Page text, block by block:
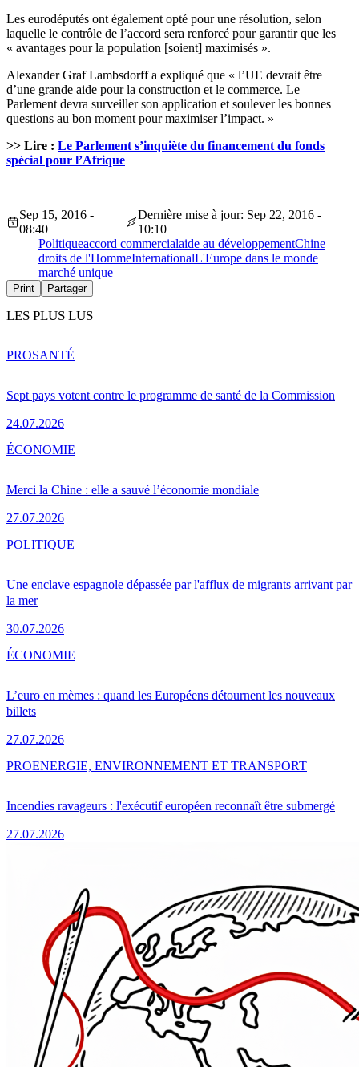
Les eurodéputés ont également opté pour une résolution, selon
laquelle le contrôle de l’accord sera renforcé pour garantir que les
« avantages pour la population [soient] maximisés ».
Alexander Graf Lambsdorff a expliqué que « l’UE devrait être
d’une grande aide pour la construction et le commerce. Le
Parlement devra surveiller son application et soulever les bonnes
questions au bon moment pour maximiser l’impact. »
>> Lire : Le Parlement s’inquiète du financement du fonds
spécial pour l’Afrique
Sep 15, 2016 -
08:40
Dernière mise à jour: Sep 22, 2016 -
10:10
Politiqueaccord commercialaide au développementChine
droits de l'HommeInternationalL'Europe dans le monde
marché unique
Print Partager
LES PLUS LUS
Sept pays votent contre le programme de santé de la Commission
24.07.2026
PROSANTÉ
Merci la Chine : elle a sauvé l’économie mondiale
27.07.2026
ÉCONOMIE
Une enclave espagnole dépassée par l'afflux de migrants arrivant par
la mer
30.07.2026
POLITIQUE
L’euro en mèmes : quand les Européens détournent les nouveaux
billets
27.07.2026
ÉCONOMIE
Incendies ravageurs : l'exécutif européen reconnaît être submergé
27.07.2026
PROENERGIE, ENVIRONNEMENT ET TRANSPORT